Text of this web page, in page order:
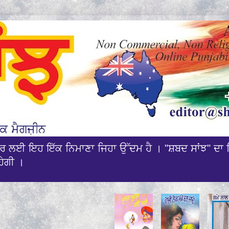
ਲਈ ਇਹ ਇੱਕ ਨਿਮਾਣਾ ਜਿਹਾ ਉੱਦਮ ਹੈ । "ਸ਼ਬਦ ਸਾਂਝ" ਦਾ
।